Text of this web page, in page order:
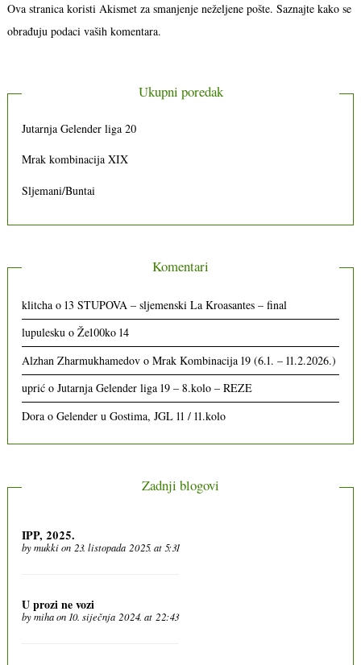
Ova stranica koristi Akismet za smanjenje neželjene pošte. Saznajte kako se
obrađuju podaci vaših komentara.
Ukupni poredak
Jutarnja Gelender liga 20
Mrak kombinacija XIX
Sljemani/Buntai
Komentari
klitcha o13 STUPOVA – sljemenski La Kroasantes – final
lupulesku oŽe100ko 14
Alzhan Zharmukhamedov oMrak Kombinacija 19 (6.1. – 11.2.2026.)
uprić oJutarnja Gelender liga 19 – 8.kolo – REZE
Dora oGelender u Gostima, JGL 11 / 11.kolo
Zadnji blogovi
IPP, 2025.
bymukkion 23. listopada 2025. at 5:31
U prozi ne vozi
bymihaon 10. siječnja 2024. at 22:43